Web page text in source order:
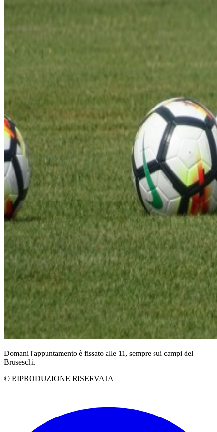
Domani l'appuntamento è fissato alle 11, sempre sui campi del
Bruseschi.
© RIPRODUZIONE RISERVATA